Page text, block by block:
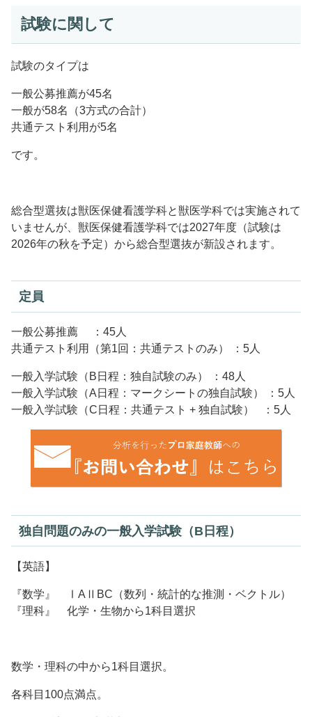
試験に関して
試験のタイプは
一般公募推薦が45名
一般が58名（3方式の合計）
共通テスト利用が5名
です。
総合型選抜は獣医保健看護学科と獣医学科では実施されて
いませんが、獣医保健看護学科では2027年度（試験は
2026年の秋を予定）から総合型選抜が新設されます。
定員
一般公募推薦 ：45人
共通テスト利用（第1回：共通テストのみ） ：5人
一般入学試験（B日程：独自試験のみ） ：48人
一般入学試験（A日程：マークシートの独自試験） ：5人
一般入学試験（C日程：共通テスト + 独自試験） ：5人
独自問題のみの一般入学試験（B日程）
【英語】
『数学』 ⅠAⅡBC（数列・統計的な推測・ベクトル）
『理科』 化学・生物から1科目選択
数学・理科の中から1科目選択。
各科目100点満点。